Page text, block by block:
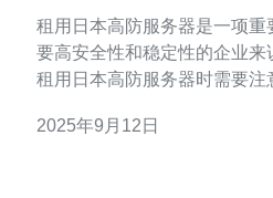
租用日本高防服务器是一项重
要高安全性和稳定性的企业来
租用日本高防服务器时需要注
够抵御各种网络攻击，保障用
2025年9月12日